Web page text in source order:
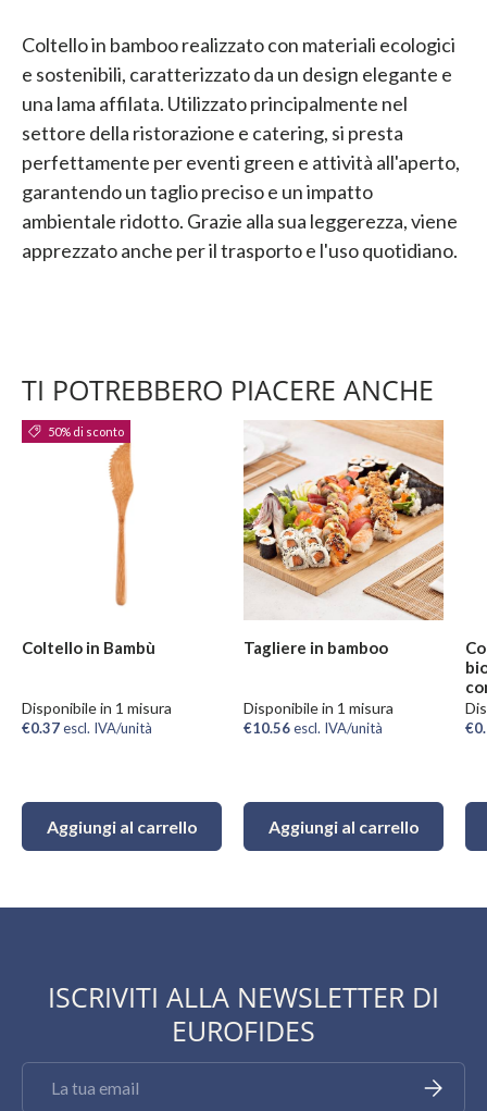
Coltello in bamboo realizzato con materiali ecologici
e sostenibili, caratterizzato da un design elegante e
una lama affilata. Utilizzato principalmente nel
settore della ristorazione e catering, si presta
perfettamente per eventi green e attività all'aperto,
garantendo un taglio preciso e un impatto
ambientale ridotto. Grazie alla sua leggerezza, viene
apprezzato anche per il trasporto e l'uso quotidiano.
TI POTREBBERO PIACERE ANCHE
50% di sconto
Coltello in Bambù
Disponibile in 1 misura
€0.37escl. IVA/unità
Aggiungi al carrello
Tagliere in bamboo
Disponibile in 1 misura
€10.56escl. IVA/unità
Aggiungi al carrello
ISCRIVITI ALLA NEWSLETTER DI
EUROFIDES
Iscriviti